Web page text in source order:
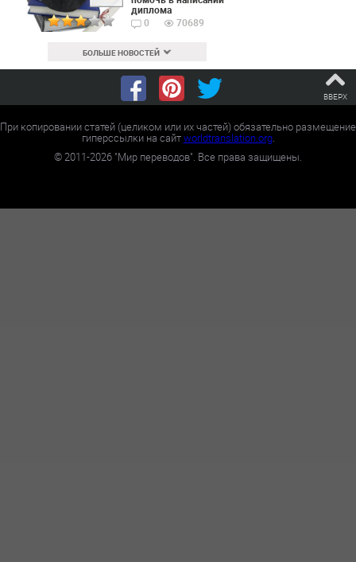
диплома
0
70689
БОЛЬШЕ НОВОСТЕЙ
ВВЕРХ
При копировании статей (целиком или их частей) обязательно размещение
гиперссылки на сайтworldtranslation.org.
©2011-2026 "Мир переводов". Все права защищены.